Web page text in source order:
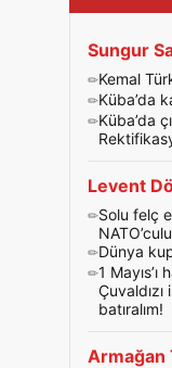
Sungur
Kemal
Küba’da
Küba’da
Levent
Solu felç
Dünya
1
batıralım!
Armağan